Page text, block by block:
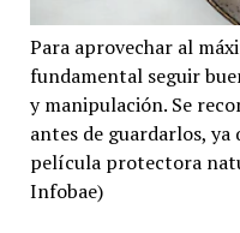
Para aprovechar al
fundamental seguir
y manipulación. Se
antes de guardarlos, ya
película protectora
Infobae)